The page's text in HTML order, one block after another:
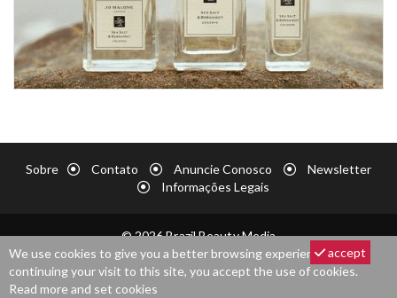
Sobre Contato Anuncie Conosco
Newsletter
Informações Legais
© 2026 Brazil Beauty Media
We use cookies to give you a better browsing experience. By
continuing your visit to this site, you accept the use of cookies.
Read more and set cookies
accept